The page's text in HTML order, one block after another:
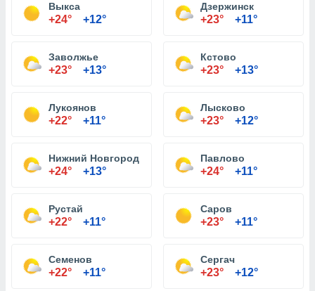
Выкса
+24° +12°
Дзержинск
+23° +11°
Заволжье
+23° +13°
Кстово
+23° +13°
Лукоянов
+22° +11°
Лысково
+23° +12°
Нижний Новгород
+24° +13°
Павлово
+24° +11°
Рустай
+22° +11°
Саров
+23° +11°
Семенов
+22° +11°
Сергач
+23° +12°